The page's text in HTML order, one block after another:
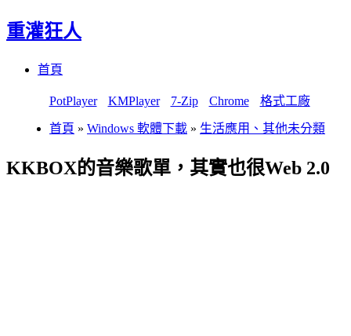
重灌狂人
首頁
PotPlayer KMPlayer 7-Zip Chrome 格式工廠
首頁 » Windows 軟體下載 » 生活應用、其他未分類
KKBOX的音樂歌單，其實也很Web 2.0